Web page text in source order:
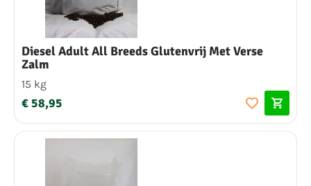
Diesel Adult All Breeds Glutenvrij Met Verse
Zalm
15 kg
€ 58,95